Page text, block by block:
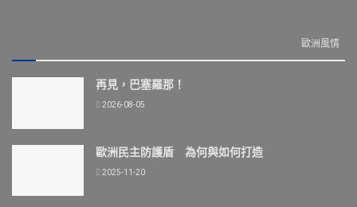
歐洲風情
再見，巴塞羅那！
2026-08-05
歐洲民主防護盾 為何與如何打造
2025-11-20